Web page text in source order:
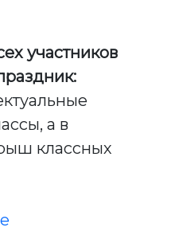
участников
а в
классных